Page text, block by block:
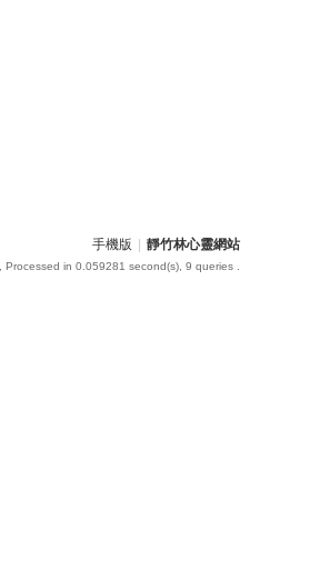
手機版 靜竹林心靈網站
, Processed in 0.059281 second(s), 9 queries .